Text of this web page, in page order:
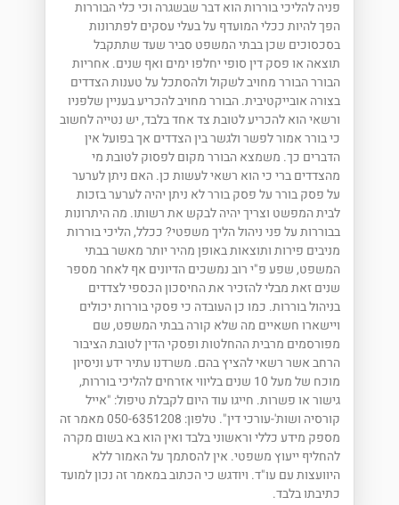
פניה להליכי בוררות הוא דבר שבשגרה וכי כלי הבוררות
הפך להיות ככלי המועדף על בעלי עסקים לפתרונות
בסכסוכים שכן בבתי המשפט סביר שעד שתתקבל
תוצאה או פסק דין סופי יחלפו ימים ואף שנים. אחריות
הבורר הבורר מחויב לשקול ולהסתכל על טענות הצדדים
בצורה אובייקטיבית. הבורר מחויב להכריע בעניין שלפניו
ורשאי הוא להכריע לטובת צד אחד בלבד, יש נטייה לחשוב
כי בורר אמור לפשר ולגשר בין הצדדים אך בפועל אין
הדברים כך. משמצא הבורר מקום לפסוק לטובת מי
מהצדדים ברי כי הוא רשאי לעשות כן. האם ניתן לערער
על פסק בורר על פסק בורר לא ניתן יהיה לערער בזכות
לבית המפשט וצריך יהיה לבקש את רשותו. מה היתרונות
בבוררות על פני ניהול הליך משפטי? ככלל, הליכי בוררות
מניבים פירות ותוצאות באופן מהיר יותר מאשר בבתי
המשפט, שפע פ"י רוב נמשכים הדיונים אף לאחר מספר
שנים זאת מבלי להזכיר את החיסכון הכספי לצדדים
בניהול בוררות. כמו כן העובדה כי פסקי בוררות יכולים
ויישארו חשאיים מה שלא קורה בבתי המשפט, שם
מפורסמים מרבית ההחלטות ופסקי הדין לטובת הציבור
הרחב אשר רשאי להציץ בהם. משרדנו עתיר ידע וניסיון
מוכח של מעל 10 שנים בליווי אזרחים להליכי בוררות,
גישור או פשרות. חייגו עוד היום לקבלת טיפול: "אייל
קורסיה ושות'-עורכי דין". טלפון: 050-6351208 מאמר זה
מספק מידע כללי וראשוני בלבד ואין הוא בא בשום מקרה
להחליף ייעוץ משפטי. אין להסתמך על האמור ללא
היוועצות עם עו"ד. ויודגש כי הכתוב במאמר זה נכון למועד
כתיבתו בלבד.